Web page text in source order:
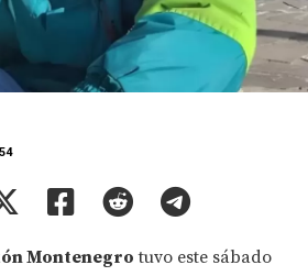
Montenegro tuvo este sábado